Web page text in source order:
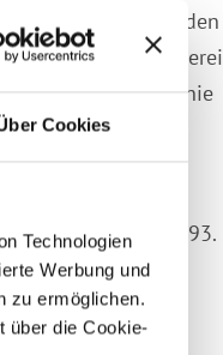
Cookies
Technologien
Werbung und
zu ermöglichen.
über die Cookie-
vor der Tür stehen den
und eine Bäckerei
mit der Buslinie
Kunden seit 1993.